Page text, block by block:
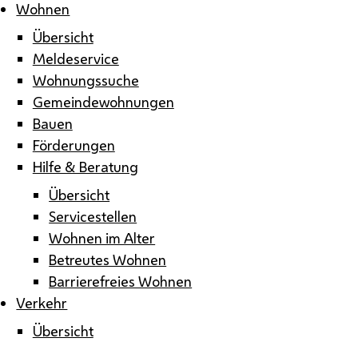
Wohnen
Übersicht
Meldeservice
Wohnungssuche
Gemeindewohnungen
Bauen
Förderungen
Hilfe & Beratung
Übersicht
Servicestellen
Wohnen im Alter
Betreutes Wohnen
Barrierefreies Wohnen
Verkehr
Übersicht